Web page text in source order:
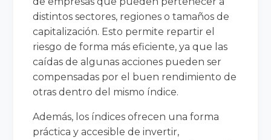
distintos sectores, regiones o tamaños de
capitalización. Esto permite repartir el
riesgo de forma más eficiente, ya que las
caídas de algunas acciones pueden ser
compensadas por el buen rendimiento de
otras dentro del mismo índice.
Además, los índices ofrecen una forma
práctica y accesible de invertir,